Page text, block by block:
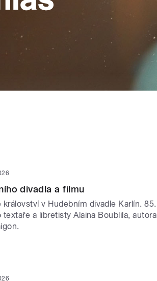
divadla a filmu
v Hudebním divadle Karlín. 85.
a libretisty Alaina Boublila, autora